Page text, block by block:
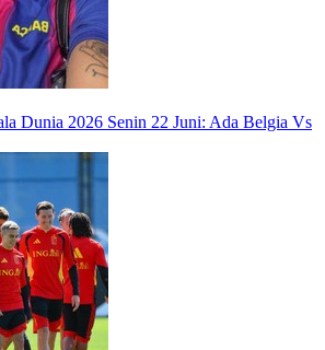
Dunia 2026 Senin 22 Juni: Ada Belgia Vs